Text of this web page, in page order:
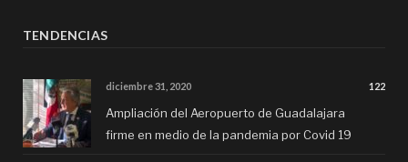
TENDENCIAS
diciembre 31, 2020 122
Ampliación del Aeropuerto de Guadalajara
firme en medio de la pandemia por Covid 19